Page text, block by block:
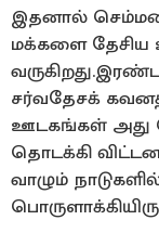
இதனால்
மக்களை
சர்வதேசக்
ஊடகங்கள் அது
தொடக்கி
வாழும்